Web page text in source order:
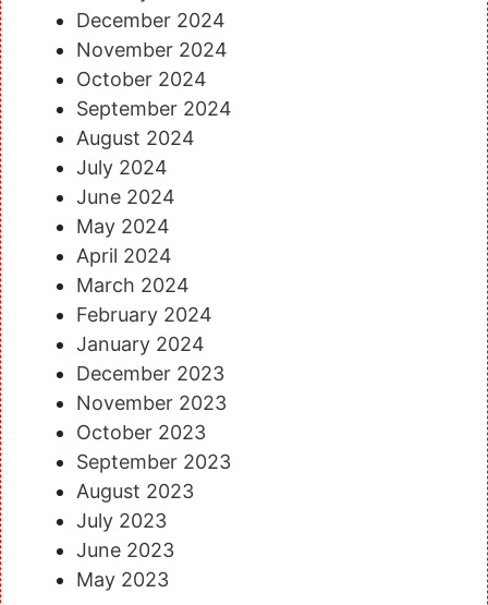
December 2024
November 2024
October 2024
September 2024
August 2024
July 2024
June 2024
May 2024
April 2024
March 2024
February 2024
January 2024
December 2023
November 2023
October 2023
September 2023
August 2023
July 2023
June 2023
May 2023